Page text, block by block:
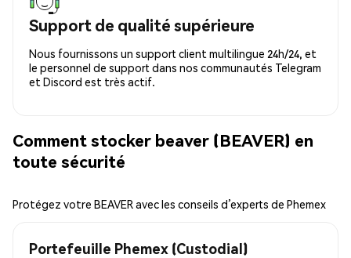
Support de qualité supérieure
Nous fournissons un support client multilingue 24h/24, et
le personnel de support dans nos communautés Telegram
et Discord est très actif.
Comment stocker beaver (BEAVER) en
toute sécurité
Protégez votre BEAVER avec les conseils d’experts de Phemex
Portefeuille Phemex (Custodial)